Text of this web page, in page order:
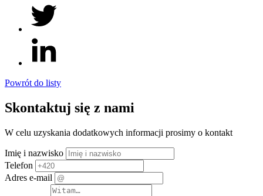
Powrót do listy
Skontaktuj się z nami
W celu uzyskania dodatkowych informacji prosimy o kontakt
Imię i nazwisko
Telefon
Adres e-mail